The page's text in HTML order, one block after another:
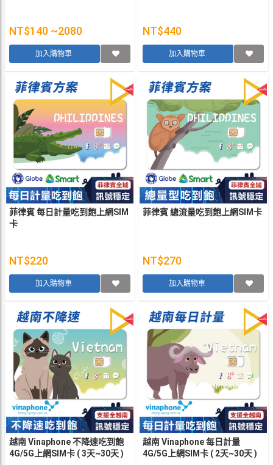
NT$140 ~2080
加入購物車
NT$440
加入購物車
菲律賓 每日計量吃到飽上網SIM
卡
NT$220
加入購物車
菲律賓 總流量吃到飽上網SIM卡
NT$270
加入購物車
越南 Vinaphone 不降速吃到飽
4G/5G上網SIM卡 ( 3天~30天 )
越南 Vinaphone 每日計量
4G/5G上網SIM卡 ( 2天~30天 )